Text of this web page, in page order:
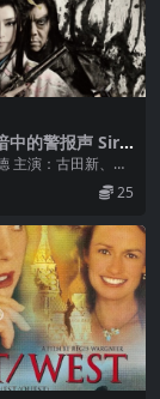
中的警报声 Sire
主演：古田新、流
黑暗中的警报声的
25